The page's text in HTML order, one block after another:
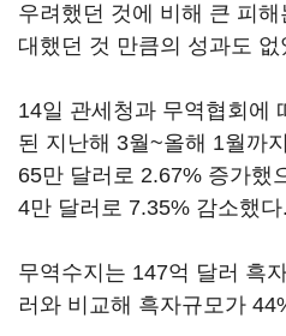
우려했던 것에 비해 큰 피해
대했던 것 만큼의 성과도
14일 관세청과 무역협회에
된 지난해 3월~올해 1월까
65만 달러로 2.67% 증가했
4만 달러로 7.35% 감소했다.
무역수지는 147억 달러 흑
러와 비교해 흑자규모가